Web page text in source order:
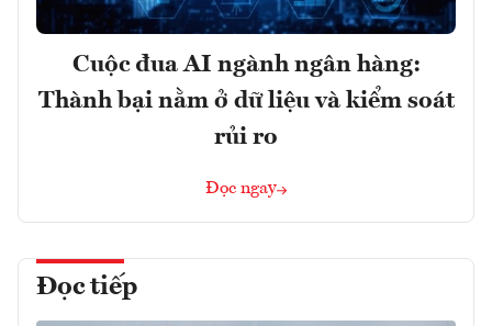
Cuộc đua AI ngành ngân hàng:
Thành bại nằm ở dữ liệu và kiểm soát
rủi ro
Đọc ngay
Đọc tiếp